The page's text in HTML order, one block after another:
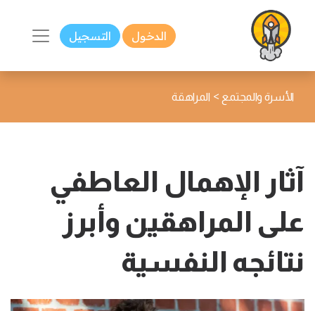
الدخول التسجيل
الأسرة والمجتمع > المراهقة
آثار الإهمال العاطفي
على المراهقين وأبرز
نتائجه النفسية